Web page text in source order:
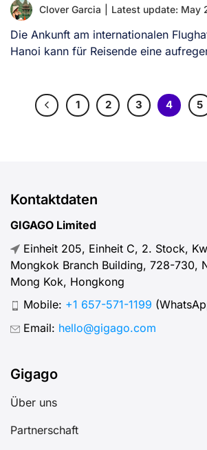
Clover Garcia Latest update: May
Die Ankunft am internationalen
Hanoi kann für Reisende eine
1 2 3 4 5
Kontaktdaten
GIGAGO Limited
Einheit 205, Einheit C, 2. Stock,
Mongkok Branch Building, 728-730,
Mong Kok, Hongkong
Mobile: +1 657-571-1199
Email: hello@gigago.com
Gigago
Über uns
Partnerschaft